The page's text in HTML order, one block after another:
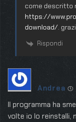
come descritto
https://
download/.
Rispondi
Andrea
Il programma ha
volte io lo reinstalli,